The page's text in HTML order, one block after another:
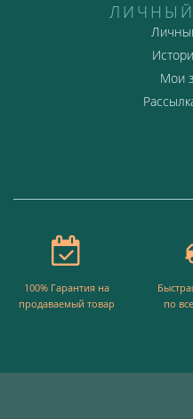
Мои
100% Гарантия на
продаваемый товар
по